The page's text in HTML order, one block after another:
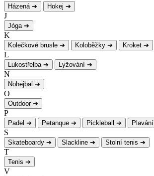
Házená ➔ Hokej ➔
J
Jóga ➔
K
Kolečkové brusle ➔ Koloběžky ➔ Kroket ➔
L
Lukostřelba ➔ Lyžování ➔
N
Nohejbal ➔
O
Outdoor ➔
P
Padel ➔ Petanque ➔ Pickleball ➔ Plavání
S
Skateboardy ➔ Slackline ➔ Stolní tenis ➔
T
Tenis ➔
V